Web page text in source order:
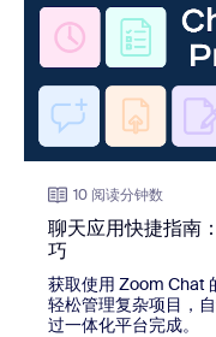
10 阅读分钟数
聊天应用快捷指南
巧
获取使用 Zoom Chat
轻松管理复杂项目，
过一体化平台完成。